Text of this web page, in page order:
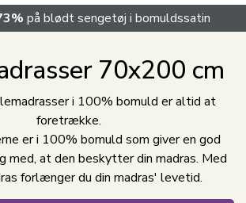
på blødt sengetøj i bomuldssatin
70x200 cm
i 100% bomuld er altid at
foretrække.
er i 100% bomuld som giver en god
med, at den beskytter din madras. Med
forlænger du din madras' levetid.